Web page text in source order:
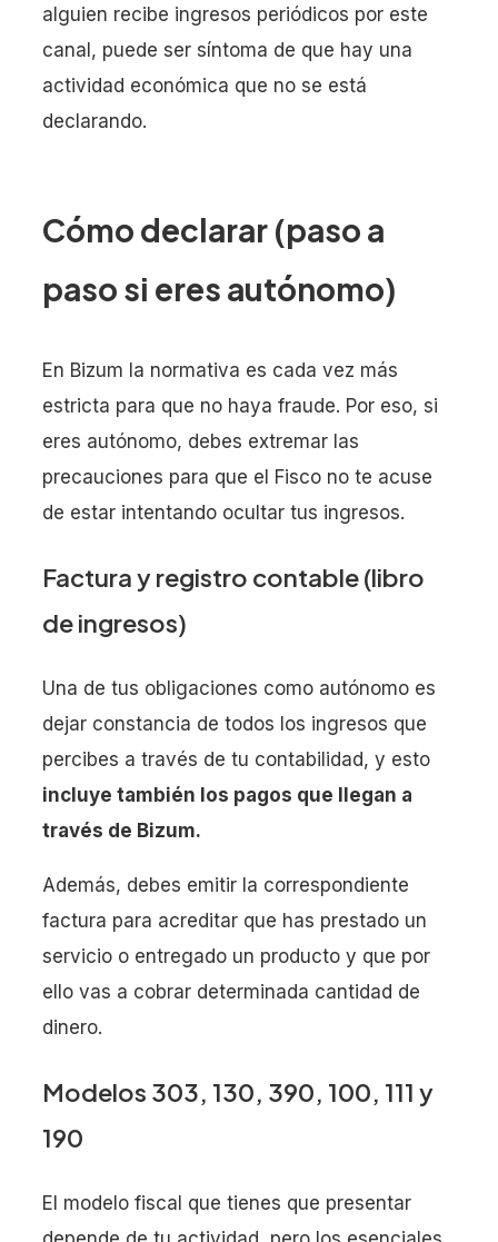
alguien recibe ingresos periódicos por este
canal, puede ser síntoma de que hay una
actividad económica que no se está
declarando.
Cómo declarar (paso a
paso si eres autónomo)
En Bizum la normativa es cada vez más
estricta para que no haya fraude. Por eso, si
eres autónomo, debes extremar las
precauciones para que el Fisco no te acuse
de estar intentando ocultar tus ingresos.
Factura y registro contable (libro
de ingresos)
Una de tus obligaciones como autónomo es
dejar constancia de todos los ingresos que
percibes a través de tu contabilidad, y esto
incluye también los pagos que llegan a
través de Bizum.
Además, debes emitir la correspondiente
factura para acreditar que has prestado un
servicio o entregado un producto y que por
ello vas a cobrar determinada cantidad de
dinero.
Modelos 303, 130, 390, 100, 111 y
190
El modelo fiscal que tienes que presentar